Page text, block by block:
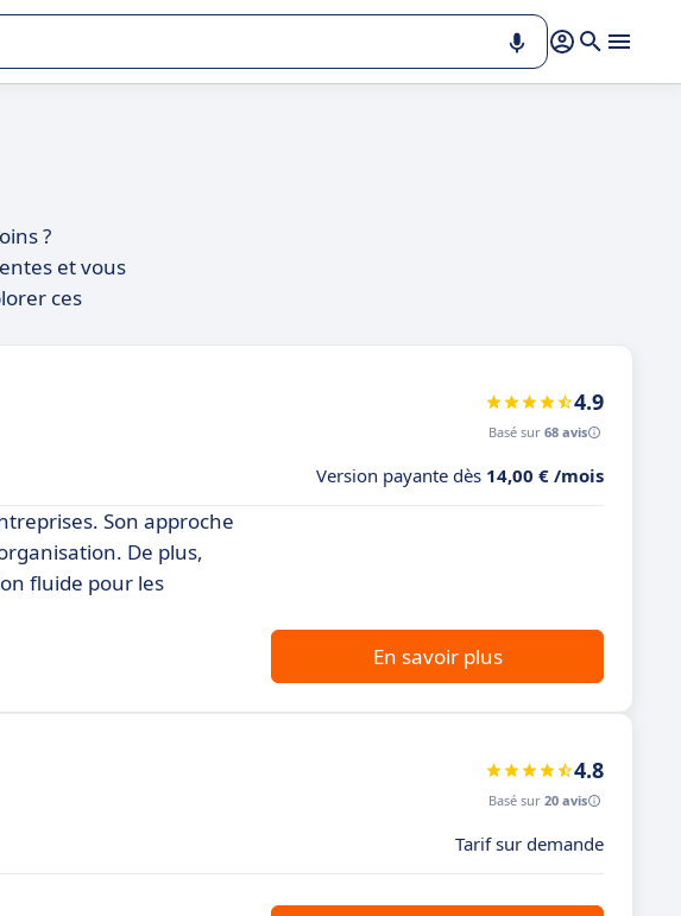
?
et vous
ces
4.9
Basé sur 68 avis
Version payante dès 14,00 € /mois
Son approche
De plus,
fluide pour les
En savoir plus
4.8
Basé sur 20 avis
Tarif sur demande